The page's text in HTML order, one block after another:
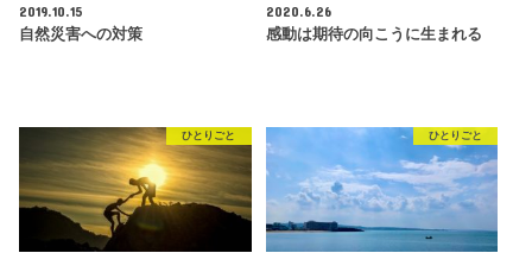
2019.10.15
自然災害への対策
2020.6.26
感動は期待の向こうに生まれる
ひとりごと ひとりごと